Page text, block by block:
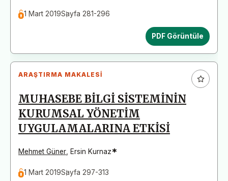
1 Mart 2019Sayfa 281-296
PDF Görüntüle
ARAŞTIRMA MAKALESI
MUHASEBE BİLGİ SİSTEMİNİN
KURUMSAL YÖNETİM
UYGULAMALARINA ETKİSİ
Mehmet Güner, Ersin Kurnaz*
1 Mart 2019Sayfa 297-313